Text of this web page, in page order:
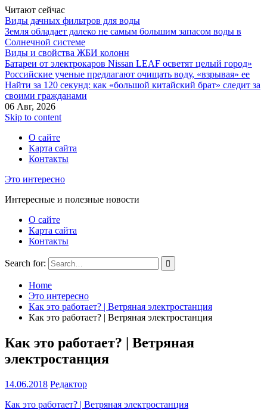
Читают сейчас
Виды дачных фильтров для воды
Земля обладает далеко не самым большим запасом воды в
Солнечной системе
Виды и свойства ЖБИ колонн
Батареи от электрокаров Nissan LEAF осветят целый город»
Российские ученые предлагают очищать воду, «взрывая» ее
Найти за 120 секунд: как «большой китайский брат» следит за
своими гражданами
06 Авг, 2026
Skip to content
О сайте
Карта сайта
Контакты
Это интересно
Интересные и полезные новости
О сайте
Карта сайта
Контакты
Search for:
Home
Это интересно
Как это работает? | Ветряная электростанция
Как это работает? | Ветряная электростанция
Как это работает? | Ветряная
электростанция
14.06.2018 Редактор
Как это работает? | Ветряная электростанция